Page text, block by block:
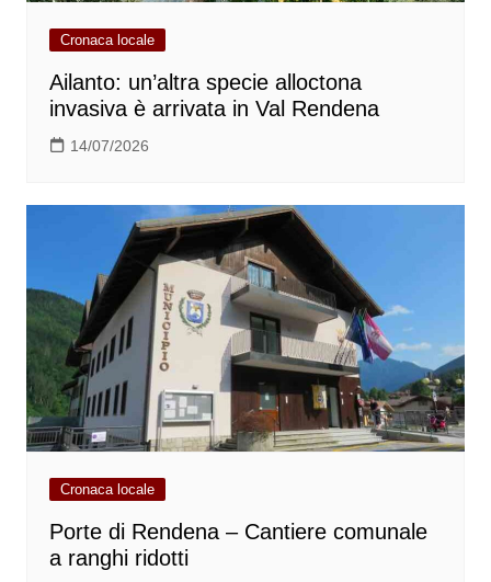
Cronaca locale
Ailanto: un’altra specie alloctona
invasiva è arrivata in Val Rendena
14/07/2026
Cronaca locale
Porte di Rendena – Cantiere comunale
a ranghi ridotti